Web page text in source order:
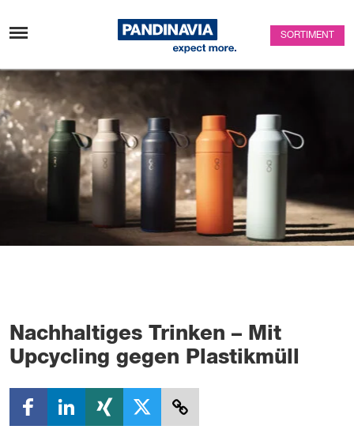
SORTIMENT
Nachhaltiges Trinken – Mit
Upcycling gegen Plastikmüll